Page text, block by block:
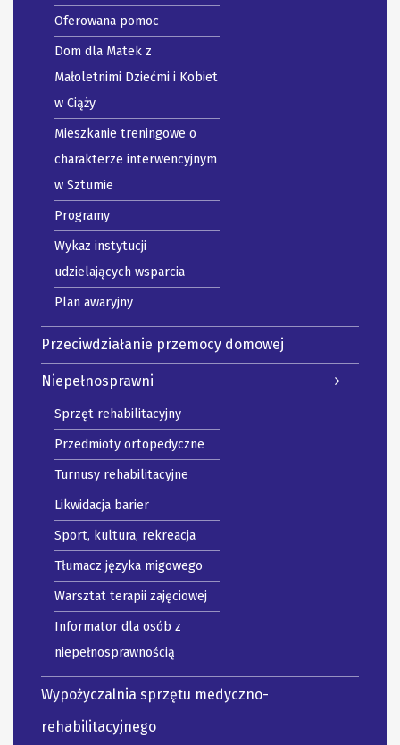
Oferowana pomoc
Dom dla Matek z
Małoletnimi Dziećmi i Kobiet
w Ciąży
Mieszkanie treningowe o
charakterze interwencyjnym
w Sztumie
Programy
Wykaz instytucji
udzielających wsparcia
Plan awaryjny
Przeciwdziałanie przemocy domowej
Niepełnosprawni
Sprzęt rehabilitacyjny
Przedmioty ortopedyczne
Turnusy rehabilitacyjne
Likwidacja barier
Sport, kultura, rekreacja
Tłumacz języka migowego
Warsztat terapii zajęciowej
Informator dla osób z
niepełnosprawnością
Wypożyczalnia sprzętu medyczno-
rehabilitacyjnego